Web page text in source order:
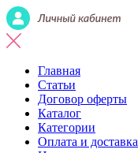
Главная
Статьи
Договор оферты
Каталог
Категории
Оплата и доставка